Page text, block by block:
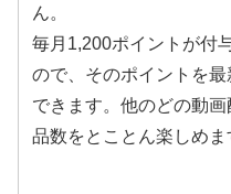
ん。
毎月1,200ポイントが付
ので、そのポイントを
できます。他のどの動
品数をとことん楽しめま